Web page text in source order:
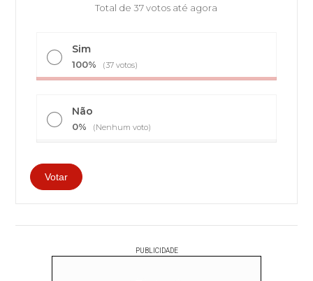
Total de 37 votos até agora
Sim
100% (37 votos)
Não
0% (Nenhum voto)
PUBLICIDADE